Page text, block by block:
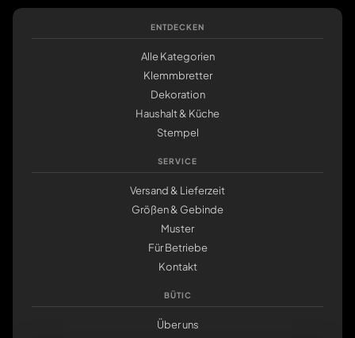
ENTDECKEN
Alle Kategorien
Klemmbretter
Dekoration
Haushalt & Küche
Stempel
SERVICE
Versand & Lieferzeit
Größen & Gebinde
Muster
Für Betriebe
Kontakt
BÜTIC
Über uns